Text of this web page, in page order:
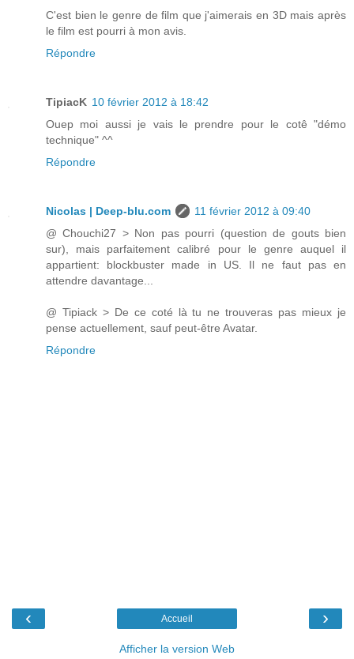
C'est bien le genre de film que j'aimerais en 3D mais après
le film est pourri à mon avis.
Répondre
TipiacK 10 février 2012 à 18:42
Ouep moi aussi je vais le prendre pour le cotê "démo
technique" ^^
Répondre
Nicolas | Deep-blu.com
11 février 2012 à 09:40
@ Chouchi27 > Non pas pourri (question de gouts bien
sur), mais parfaitement calibré pour le genre auquel il
appartient: blockbuster made in US. Il ne faut pas en
attendre davantage...
@ Tipiack > De ce coté là tu ne trouveras pas mieux je
pense actuellement, sauf peut-être Avatar.
Répondre
‹ ›
Accueil
Afficher la version Web